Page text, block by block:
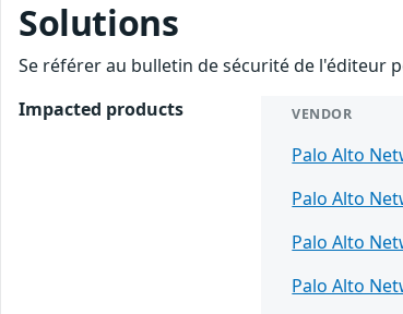
Solutions
Se référer au bulletin de sécurité de l'éditeur
Impacted products
VENDOR
Palo Alto
Palo Alto
Palo Alto
Palo Alto